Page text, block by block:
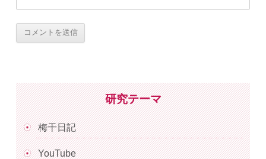
研究テーマ
梅干日記
YouTube